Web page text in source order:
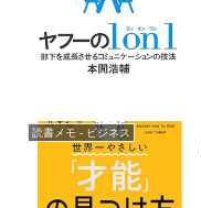
読書メモ - ビジネス